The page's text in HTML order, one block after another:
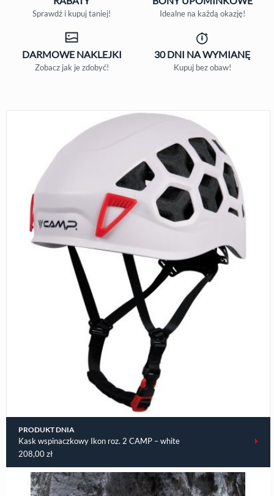
Sprawdź i kupuj taniej! Idealne na każdą okazję!
DARMOWENAKLEJKI
Zobacz jak je zdobyć!
30 DNI NA WYMIANĘ
Kupuj bez obaw!
PRODUKT DNIA
Kask wspinaczkowy Ikon roz. 2 CAMP – white
208,00zł